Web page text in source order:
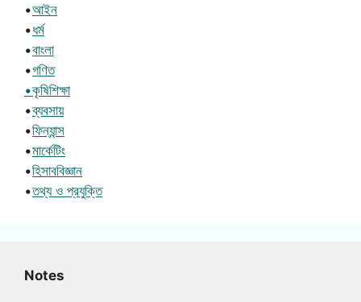
•আইন
•ধর্ম
•বাংলা
•গণিত
•কৃষিশিক্ষা
•ব্যবসায়
•ফিন্যান্স
•মার্কেটিং
•হিসাববিজ্ঞান
•তথ্য ও প্রযুক্তি
Notes